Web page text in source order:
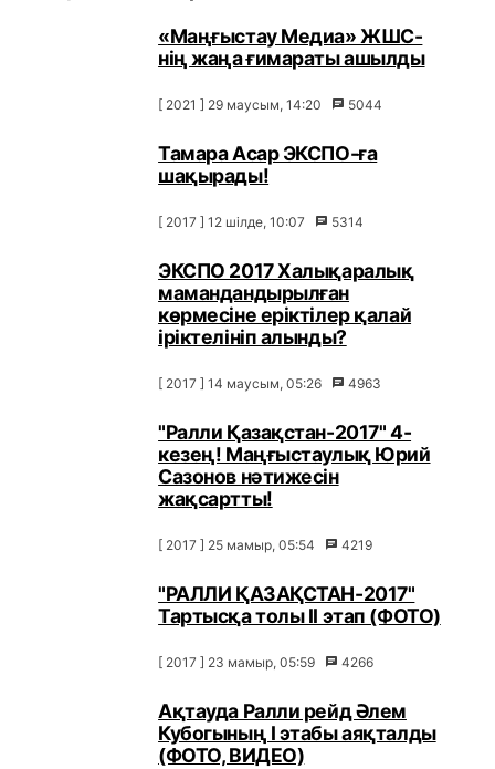
«Маңғыстау Медиа» ЖШС-
нің жаңа ғимараты ашылды
[ 2021 ] 29 маусым, 14:20 5044
Тамара Асар ЭКСПО-ға
шақырады!
[ 2017 ] 12 шілде, 10:07 5314
ЭКСПО 2017 Халықаралық
мамандандырылған
көрмесіне еріктілер қалай
іріктелініп алынды?
[ 2017 ] 14 маусым, 05:26 4963
"Ралли Қазақстан-2017" 4-
кезең! Маңғыстаулық Юрий
Сазонов нәтижесін
жақсартты!
[ 2017 ] 25 мамыр, 05:54 4219
"РАЛЛИ ҚАЗАҚСТАН-2017"
Тартысқа толы ІІ этап (ФОТО)
[ 2017 ] 23 мамыр, 05:59 4266
Ақтауда Ралли рейд Әлем
Кубогының I этабы аяқталды
(ФОТО, ВИДЕО)